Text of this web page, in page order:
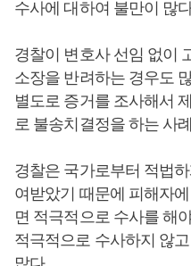
수사에 대하여 불만이 많
경찰이 변호사 선임 없이
소장을 반려하는 경우도
별도로 증거를 조사해서
로 불송치결정을 하는 사
경찰은 국가로부터 적법
여받았기 때문에 피해자
면 적극적으로 수사를 해
적극적으로 수사하지 않